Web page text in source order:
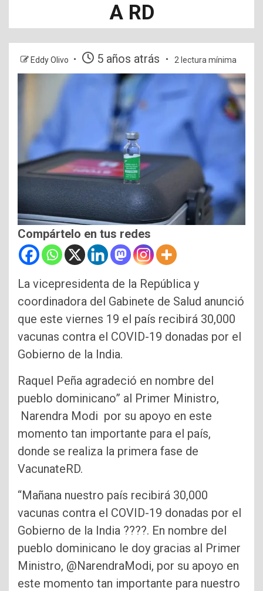
A RD
Eddy Olivo 5 años atrás 2 lectura mínima
Compártelo en tus redes
La vicepresidenta de la República y
coordinadora del Gabinete de Salud anunció
que este viernes 19 el país recibirá 30,000
vacunas contra el COVID-19 donadas por el
Gobierno de la India.
Raquel Peña agradeció en nombre del
pueblo dominicano” al Primer Ministro,
Narendra Modi por su apoyo en este
momento tan importante para el país,
donde se realiza la primera fase de
VacunateRD.
“Mañana nuestro país recibirá 30,000
vacunas contra el COVID-19 donadas por el
Gobierno de la India ????. En nombre del
pueblo dominicano le doy gracias al Primer
Ministro, @NarendraModi, por su apoyo en
este momento tan importante para nuestro